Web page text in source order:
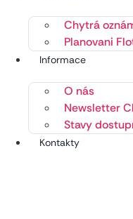
Chytrá
Planovani
Informace
O nás
Newsletter
Stavy
Kontakty